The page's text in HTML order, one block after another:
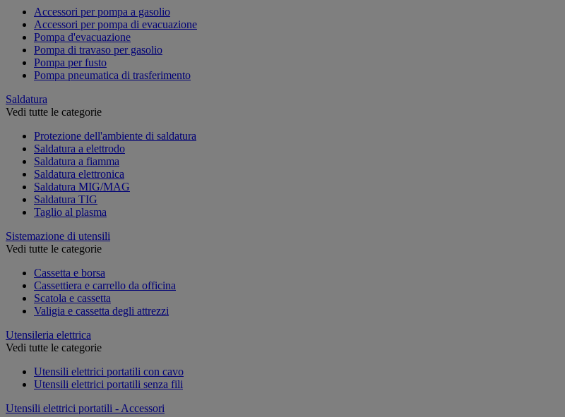
Accessori per pompa a gasolio
Accessori per pompa di evacuazione
Pompa d'evacuazione
Pompa di travaso per gasolio
Pompa per fusto
Pompa pneumatica di trasferimento
Saldatura
Vedi tutte le categorie
Protezione dell'ambiente di saldatura
Saldatura a elettrodo
Saldatura a fiamma
Saldatura elettronica
Saldatura MIG/MAG
Saldatura TIG
Taglio al plasma
Sistemazione di utensili
Vedi tutte le categorie
Cassetta e borsa
Cassettiera e carrello da officina
Scatola e cassetta
Valigia e cassetta degli attrezzi
Utensileria elettrica
Vedi tutte le categorie
Utensili elettrici portatili con cavo
Utensili elettrici portatili senza fili
Utensili elettrici portatili - Accessori